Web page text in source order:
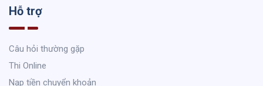
Hỗ trợ
Câu hỏi thường gặp
Thi Online
Nạp tiền chuyển khoản